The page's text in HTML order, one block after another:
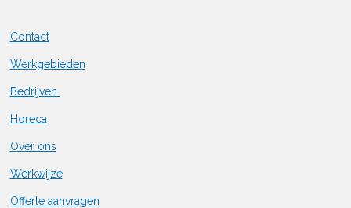
Contact
Werkgebieden
Bedrijven
Horeca
Over ons
Werkwijze
Offerte aanvragen